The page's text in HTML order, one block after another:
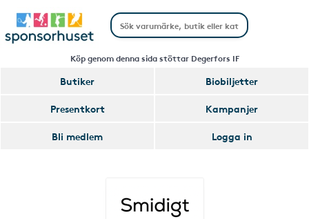
Köp genom denna sida stöttar Degerfors IF
Butiker
Biobiljetter
Presentkort
Kampanjer
Bli medlem
Logga in